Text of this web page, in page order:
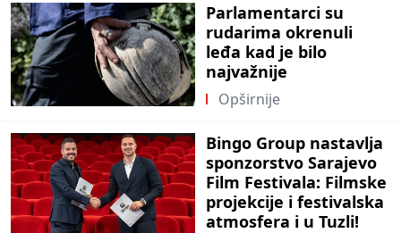
Parlamentarci su
rudarima okrenuli
leđa kad je bilo
najvažnije
Opširnije
Bingo Group nastavlja
sponzorstvo Sarajevo
Film Festivala: Filmske
projekcije i festivalska
atmosfera i u Tuzli!